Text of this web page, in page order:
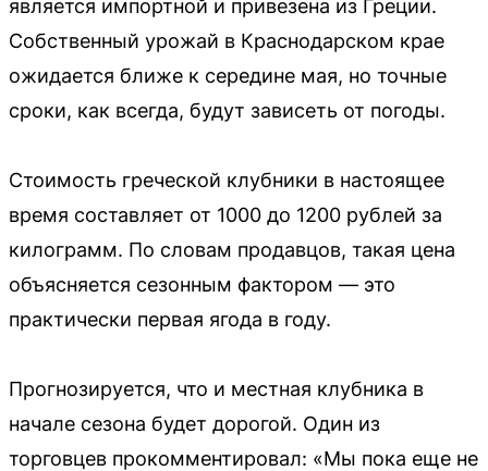
является импортной и привезена из Греции.
Собственный урожай в Краснодарском крае
ожидается ближе к середине мая, но точные
сроки, как всегда, будут зависеть от погоды.
Стоимость греческой клубники в настоящее
время составляет от 1000 до 1200 рублей за
килограмм. По словам продавцов, такая цена
объясняется сезонным фактором — это
практически первая ягода в году.
Прогнозируется, что и местная клубника в
начале сезона будет дорогой. Один из
торговцев прокомментировал: «Мы пока еще не